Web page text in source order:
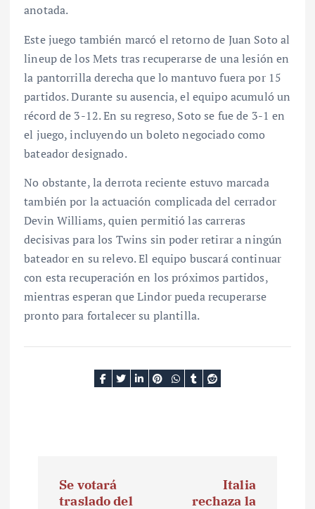
anotada.
Este juego también marcó el retorno de Juan Soto al
lineup de los Mets tras recuperarse de una lesión en
la pantorrilla derecha que lo mantuvo fuera por 15
partidos. Durante su ausencia, el equipo acumuló un
récord de 3-12. En su regreso, Soto se fue de 3-1 en
el juego, incluyendo un boleto negociado como
bateador designado.
No obstante, la derrota reciente estuvo marcada
también por la actuación complicada del cerrador
Devin Williams, quien permitió las carreras
decisivas para los Twins sin poder retirar a ningún
bateador en su relevo. El equipo buscará continuar
con esta recuperación en los próximos partidos,
mientras esperan que Lindor pueda recuperarse
pronto para fortalecer su plantilla.
Se votará
traslado del
Italia
rechaza la